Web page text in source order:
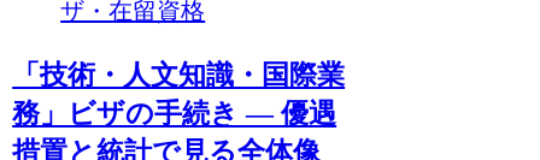
ザ・在留資格
「技術・人文知識・国際業
務」ビザの手続き ― 優遇
措置と統計で見る全体像